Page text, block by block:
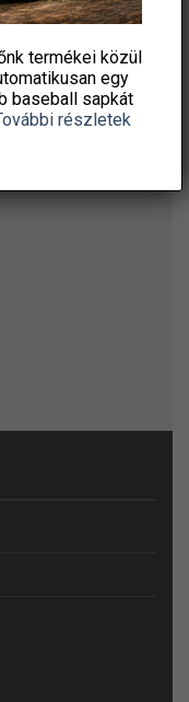
termékei közül
egy
baseball sapkát
részletek